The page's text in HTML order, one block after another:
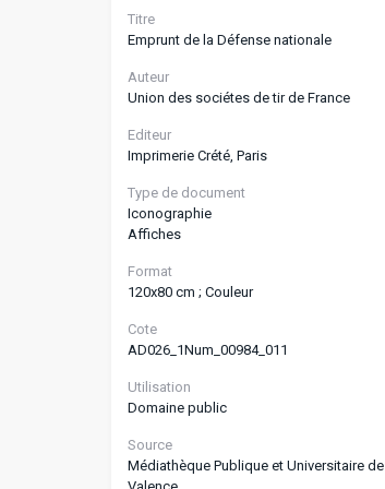
Titre
Emprunt de la Défense nationale
Auteur
Union des sociétes de tir de France
Editeur
Imprimerie Crété, Paris
Type de document
Iconographie
Affiches
Format
120x80 cm ; Couleur
Cote
AD026_1Num_00984_011
Utilisation
Domaine public
Source
Médiathèque Publique et Universitaire de